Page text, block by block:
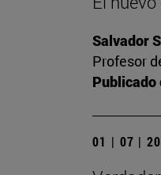
Salvador
Profesor
Publicado
01 | 07 |